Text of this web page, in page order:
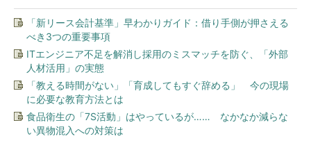
「新リース会計基準」早わかりガイド：借り手側が押さえる
べき3つの重要事項
ITエンジニア不足を解消し採用のミスマッチを防ぐ、「外部
人材活用」の実態
「教える時間がない」「育成してもすぐ辞める」 今の現場
に必要な教育方法とは
食品衛生の「7S活動」はやっているが…… なかなか減らな
い異物混入への対策は